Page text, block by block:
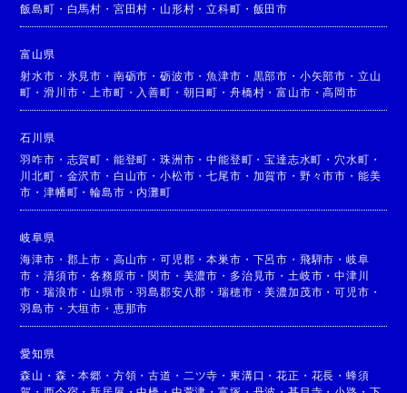
飯島町 ・ 白馬村 ・ 宮田村 ・ 山形村 ・立科町 ・ 飯田市
富山県
射水市 ・ 氷見市 ・ 南砺市 ・砺波市 ・魚津市 ・ 黒部市 ・ 小矢部市 ・ 立山
町 ・滑川市 ・ 上市町 ・ 入善町 ・ 朝日町 ・ 舟橋村 ・富山市 ・高岡市
石川県
羽咋市 ・ 志賀町 ・ 能登町 ・珠洲市 ・中能登町 ・宝達志水町 ・ 穴水町 ・
川北町 ・ 金沢市 ・ 白山市 ・小松市 ・七尾市 ・ 加賀市 ・ 野々市市 ・ 能美
市 ・津幡町 ・輪島市 ・ 内灘町
岐阜県
海津市 ・ 郡上市 ・ 高山市 ・可児郡 ・本巣市 ・ 下呂市 ・ 飛騨市 ・ 岐阜
市 ・清須市 ・各務原市 ・関市 ・ 美濃市 ・ 多治見市 ・ 土岐市 ・中津川
市 ・瑞浪市 ・ 山県市 ・羽島郡安八郡 ・瑞穂市 ・美濃加茂市 ・可児市 ・
羽島市 ・ 大垣市 ・ 恵那市
愛知県
森山 ・ 森 ・本郷 ・ 方領 ・古道 ・ 二ツ寺 ・ 東溝口 ・花正 ・ 花長 ・ 蜂須